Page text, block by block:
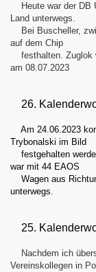
Heute war der DB
Land unterwegs.
Bei Buscheller,
auf dem Chip
festhalten. Zuglok
am 08.07.2023
26.
Am 24.06.2023
Trybonalski im Bild
festgehalten
war mit 44 EAOS
Wagen aus
unterwegs.
25.
Nachdem ich
Vereinskollegen in